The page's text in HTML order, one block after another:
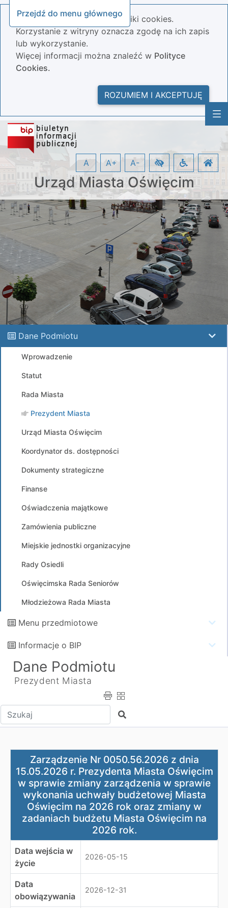
Przejdź do menu głównego
Nasza strona wykorzystuje pliki cookies.
Korzystanie z witryny oznacza zgodę na ich zapis
lub wykorzystanie.
Więcej informacji można znaleźć w Polityce
Cookies.
ROZUMIEM I AKCEPTUJĘ
Urząd Miasta Oświęcim
A A+ A-
Dane Podmiotu
Wprowadzenie
Statut
Rada Miasta
Prezydent Miasta
Urząd Miasta Oświęcim
Koordynator ds. dostępności
Dokumenty strategiczne
Finanse
Oświadczenia majątkowe
Zamówienia publiczne
Miejskie jednostki organizacyjne
Rady Osiedli
Oświęcimska Rada Seniorów
Młodzieżowa Rada Miasta
Menu przedmiotowe
Informacje o BIP
Dane Podmiotu
Prezydent Miasta
Wpisz tekst do wyszukania Szukaj
Zarządzenie Nr 0050.56.2026 z dnia 15.05.2026 r.
Zarządzenie Nr 0050.56.2026 z dnia
15.05.2026 r. Prezydenta Miasta Oświęcim
w sprawie zmiany zarządzenia w sprawie
wykonania uchwały budżetowej Miasta
Oświęcim na 2026 rok oraz zmiany w
zadaniach budżetu Miasta Oświęcim na
2026 rok.
Data wejścia w
życie
2026-05-15
Data
obowiązywania
2026-12-31